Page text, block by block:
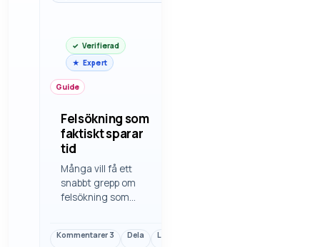
Verifierad
Expert
Guide
Felsökning som
faktiskt sparar
tid
Många vill få ett
snabbt grepp om
felsökning som
använda för den som
Kommentarer 3 Dela Länk